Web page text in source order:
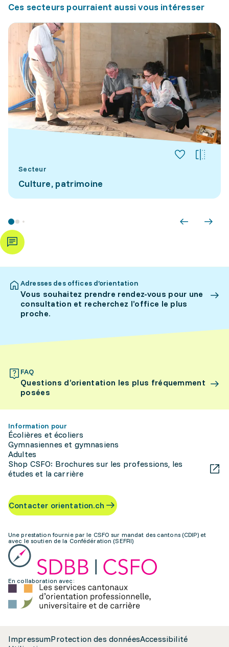
Ces secteurs pourraient aussi vous intéresser
Secteur
Culture, patrimoine
Adresses des offices d’orientation
Vous souhaitez prendre rendez-vous pour une
consultation et recherchez l’office le plus
proche.
FAQ
Questions d’orientation les plus fréquemment
posées
Information pour
Écolières et écoliers
Gymnasiennes et gymnasiens
Adultes
Shop CSFO: Brochures sur les professions, les
études et la carrière
Contacter orientation.ch
Une prestation fournie par le CSFO sur mandat des cantons (CDIP) et
avec le soutien de la Confédération (SEFRI)
En collaboration avec:
ImpressumProtection des donnéesAccessibilité